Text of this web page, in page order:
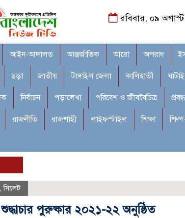
রবিবার, ০৯
আইন-আদালত আন্তর্জাতিক আরো অপরাধ
ছড়া জাতীয় টাঙ্গাইল জেলা কালিহাতী
নির্বাচন পড়ালেখা পরিবেশ ও জীববৈচিত্র প্রবন্ধ
রাজনীতি রাজশাহী লাইফস্টাইল শিক্ষা
,সিলেট
পুরুষ্কার ২০২১-২২ অনুষ্ঠিত